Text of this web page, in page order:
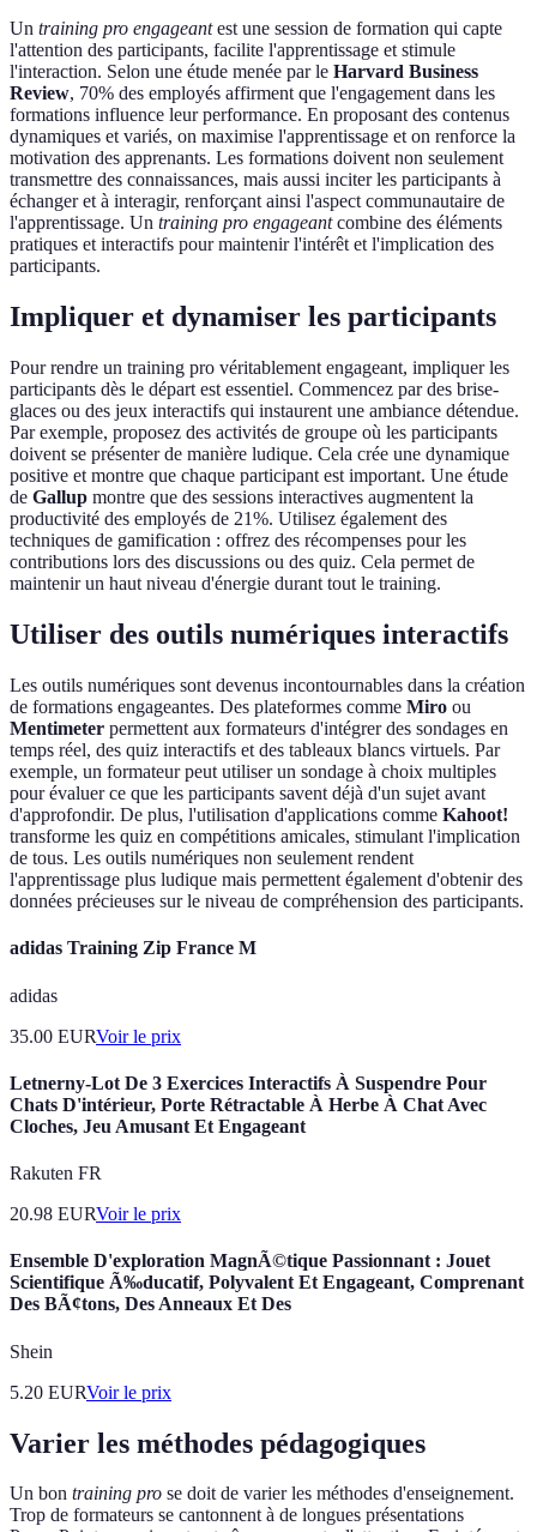
Un training pro engageantest une session de formation qui capte
l'attention des participants, facilite l'apprentissage et stimule
l'interaction. Selon une étude menée par le Harvard Business
Review, 70% des employés affirment que l'engagement dans les
formations influence leur performance. En proposant des contenus
dynamiques et variés, on maximise l'apprentissage et on renforce la
motivation des apprenants. Les formations doivent non seulement
transmettre des connaissances, mais aussi inciter les participants à
échanger et à interagir, renforçant ainsi l'aspect communautaire de
l'apprentissage. Un training pro engageantcombine des éléments
pratiques et interactifs pour maintenir l'intérêt et l'implication des
participants.
Impliquer et dynamiser les participants
Pour rendre un training pro véritablement engageant, impliquer les
participants dès le départ est essentiel. Commencez par des brise-
glaces ou des jeux interactifs qui instaurent une ambiance détendue.
Par exemple, proposez des activités de groupe où les participants
doivent se présenter de manière ludique. Cela crée une dynamique
positive et montre que chaque participant est important. Une étude
de Gallup montre que des sessions interactives augmentent la
productivité des employés de 21%. Utilisez également des
techniques de gamification : offrez des récompenses pour les
contributions lors des discussions ou des quiz. Cela permet de
maintenir un haut niveau d'énergie durant tout le training.
Utiliser des outils numériques interactifs
Les outils numériques sont devenus incontournables dans la création
de formations engageantes. Des plateformes comme Miro ou
Mentimeter permettent aux formateurs d'intégrer des sondages en
temps réel, des quiz interactifs et des tableaux blancs virtuels. Par
exemple, un formateur peut utiliser un sondage à choix multiples
pour évaluer ce que les participants savent déjà d'un sujet avant
d'approfondir. De plus, l'utilisation d'applications comme Kahoot!
transforme les quiz en compétitions amicales, stimulant l'implication
de tous. Les outils numériques non seulement rendent
l'apprentissage plus ludique mais permettent également d'obtenir des
données précieuses sur le niveau de compréhension des participants.
adidas Training Zip France M
adidas
35.00 EURVoir le prix
Letnerny-Lot De 3 Exercices Interactifs À Suspendre Pour
Chats D'intérieur, Porte Rétractable À Herbe À Chat Avec
Cloches, Jeu Amusant Et Engageant
Rakuten FR
20.98 EURVoir le prix
Ensemble D'exploration MagnÃ©tique Passionnant : Jouet
Scientifique Ã‰ducatif, Polyvalent Et Engageant, Comprenant
Des BÃ¢tons, Des Anneaux Et Des
Shein
5.20 EURVoir le prix
Varier les méthodes pédagogiques
Un bon training pro se doit de varier les méthodes d'enseignement.
Trop de formateurs se cantonnent à de longues présentations